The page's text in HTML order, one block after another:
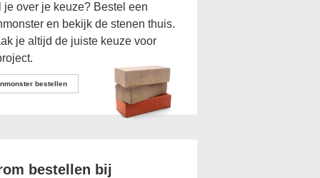
je over je keuze? Bestel een
en bekijk de stenen thuis.
je altijd de juiste keuze voor
bestellen
bestellen bij